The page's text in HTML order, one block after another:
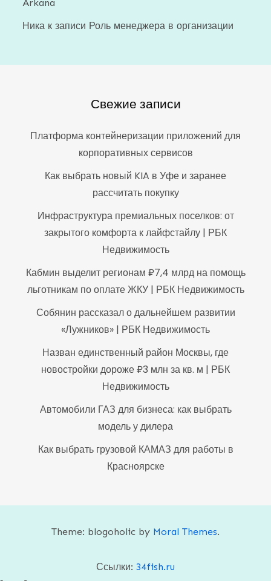
Arkana
Ника к записи Роль менеджера в организации
Свежие записи
Платформа контейнеризации приложений для
корпоративных сервисов
Как выбрать новый KIA в Уфе и заранее
рассчитать покупку
Инфраструктура премиальных поселков: от
закрытого комфорта к лайфстайлу | РБК
Недвижимость
Кабмин выделит регионам ₽7,4 млрд на помощь
льготникам по оплате ЖКУ | РБК Недвижимость
Собянин рассказал о дальнейшем развитии
«Лужников» | РБК Недвижимость
Назван единственный район Москвы, где
новостройки дороже ₽3 млн за кв. м | РБК
Недвижимость
Автомобили ГАЗ для бизнеса: как выбрать
модель у дилера
Как выбрать грузовой КАМАЗ для работы в
Красноярске
Theme: blogoholic by Moral Themes.
Ссылки: 34fish.ru